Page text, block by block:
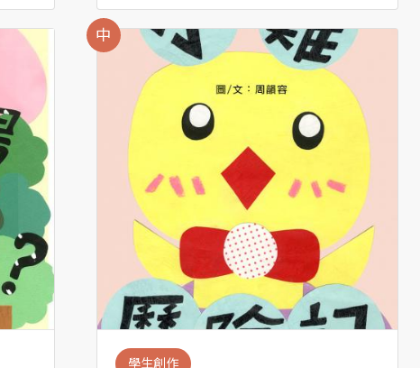
中
學生創作